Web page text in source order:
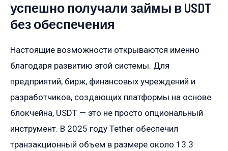
успешно получали займы в USDT
без обеспечения
Настоящие возможности открываются именно
благодаря развитию этой системы. Для
предприятий, бирж, финансовых учреждений и
разработчиков, создающих платформы на основе
блокчейна, USDT — это не просто опциональный
инструмент. В 2025 году Tether обеспечил
транзакционный объем в размере около 13.3